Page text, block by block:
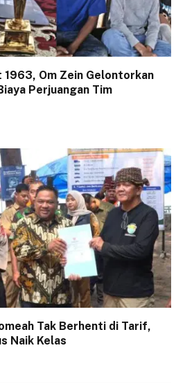
1963, Om Zein Gelontorkan
Perjuangan Tim
Tak Berhenti di Tarif,
Naik Kelas